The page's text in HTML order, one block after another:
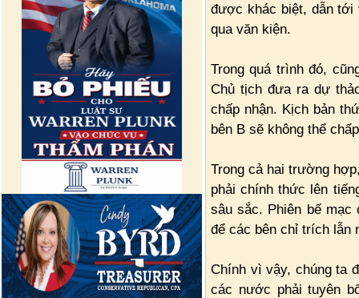
được khác biệt, dẫn tới
qua văn kiện.
Trong quá trình đó,
Chủ tịch đưa ra dự
chấp nhận. Kịch bản
bên B sẽ không thể
Trong cả hai trường
phải chính thức lên
sâu sắc. Phiên bế
để các bên chỉ trích lẫn
Chính vì vậy, chúng ta
các nước phải tuyên